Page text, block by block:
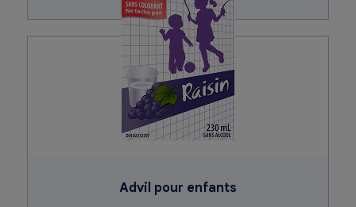
Advil pour enfants